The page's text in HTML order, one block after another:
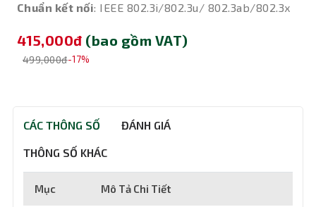
Chuẩn kết nối: IEEE 802.3i/802.3u/ 802.3ab/802.3x
415,000đ (bao gồm VAT)
499,000đ-17%
CÁC THÔNG SỐ ĐÁNH GIÁ
THÔNG SỐ KHÁC
Mục Mô Tả Chi Tiết